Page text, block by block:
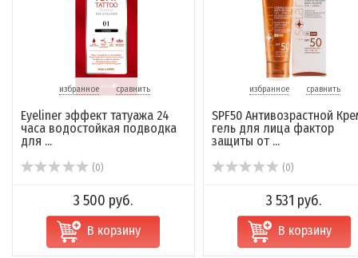
избранное сравнить
Eyeliner эффект татуажа 24
часа водостойкая подводка
для ...
(0)
3 500 руб.
В корзину
избранное сравнить
SPF50 Антивозрастной
гель для лица фактор
защиты от ...
(0)
3 531 руб.
В корзину